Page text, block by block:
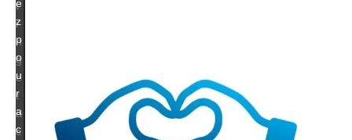
t
i
n
g
e
t
a
c
e
z
p
o
u
r
a
c